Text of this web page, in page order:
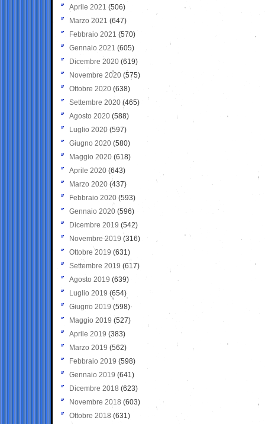
Aprile 2021 (506)
Marzo 2021 (647)
Febbraio 2021 (570)
Gennaio 2021 (605)
Dicembre 2020 (619)
Novembre 2020 (575)
Ottobre 2020 (638)
Settembre 2020(465)
Agosto 2020 (588)
Luglio 2020 (597)
Giugno 2020 (580)
Maggio 2020 (618)
Aprile 2020 (643)
Marzo 2020 (437)
Febbraio 2020 (593)
Gennaio 2020 (596)
Dicembre 2019 (542)
Novembre 2019 (316)
Ottobre 2019 (631)
Settembre 2019 (617)
Agosto 2019 (639)
Luglio 2019 (654)
Giugno 2019 (598)
Maggio 2019 (527)
Aprile 2019 (383)
Marzo 2019 (562)
Febbraio 2019 (598)
Gennaio 2019 (641)
Dicembre 2018 (623)
Novembre 2018 (603)
Ottobre 2018 (631)